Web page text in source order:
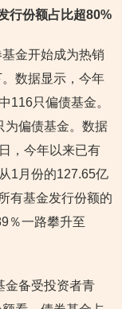
行份额占比超80%
金开始成为热销
数据显示，今年
116只偏债基金。
为偏债基金。数据
，今年以来已有
1月份的127.65亿
有基金发行份额的
％一路攀升至
金备受投资者青